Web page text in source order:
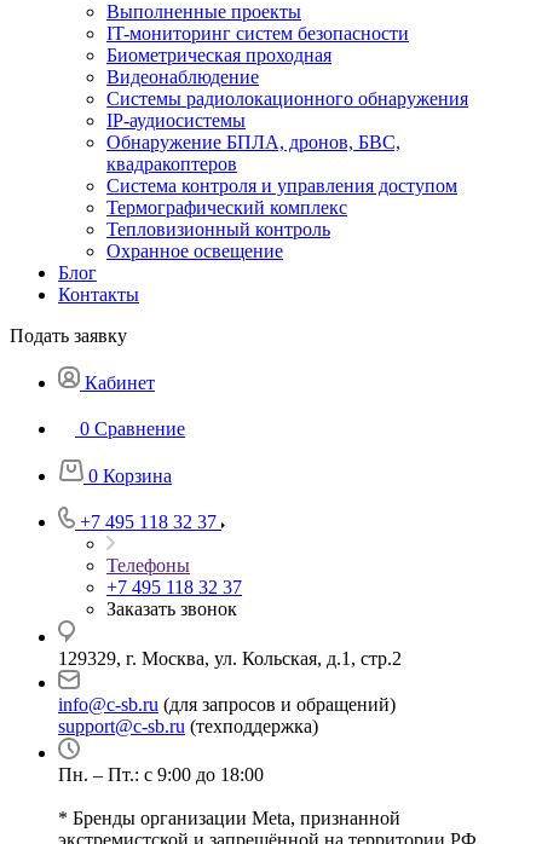
Выполненные проекты
IT-мониторинг систем безопасности
Биометрическая проходная
Видеонаблюдение
Системы радиолокационного обнаружения
IP-аудиосистемы
Обнаружение БПЛА, дронов, БВС,
квадракоптеров
Система контроля и управления доступом
Термографический комплекс
Тепловизионный контроль
Охранное освещение
Блог
Контакты
Подать заявку
Кабинет
0 Сравнение
0 Корзина
+7 495 118 32 37
Телефоны
+7 495 118 32 37
Заказать звонок
129329, г. Москва, ул. Кольская, д.1, стр.2
info@c-sb.ru (для запросов и обращений)
support@c-sb.ru (техподдержка)
Пн. – Пт.: с 9:00 до 18:00
* Бренды организации Meta, признанной
экстремистской и запрещённой на территории РФ